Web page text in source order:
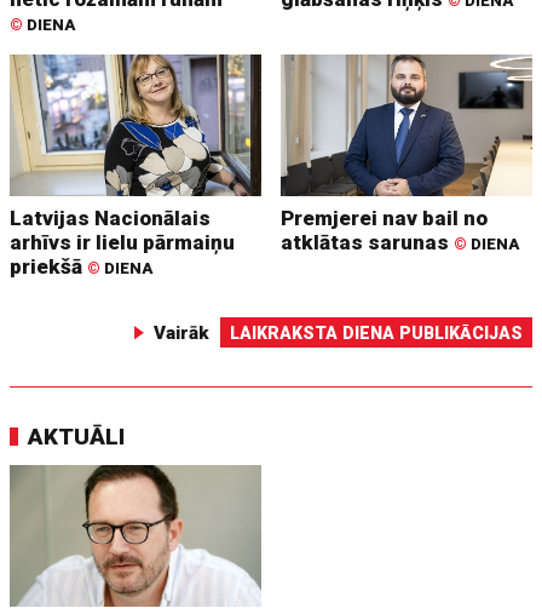
© DIENA
Latvijas Nacionālais
arhīvs ir lielu pārmaiņu
priekšā © DIENA
Premjerei nav bail no
atklātas sarunas © DIENA
Vairāk LAIKRAKSTA DIENA PUBLIKĀCIJAS
AKTUĀLI